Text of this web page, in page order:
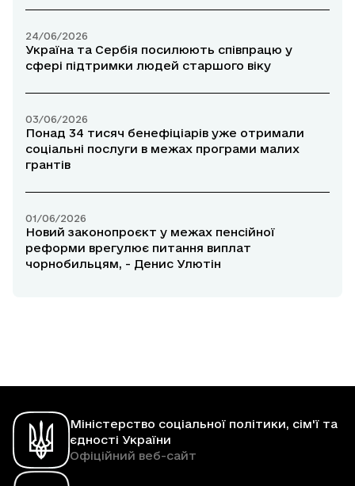
24/06/2026
Україна та Сербія посилюють співпрацю у
сфері підтримки людей старшого віку
03/06/2026
Понад 34 тисяч бенефіціарів уже отримали
соціальні послуги в межах програми малих
грантів
01/06/2026
Новий законопроєкт у межах пенсійної
реформи врегулює питання виплат
чорнобильцям, - Денис Улютін
Міністерство соціальної політики, сім'ї та
єдності України
Офіційний веб-сайт